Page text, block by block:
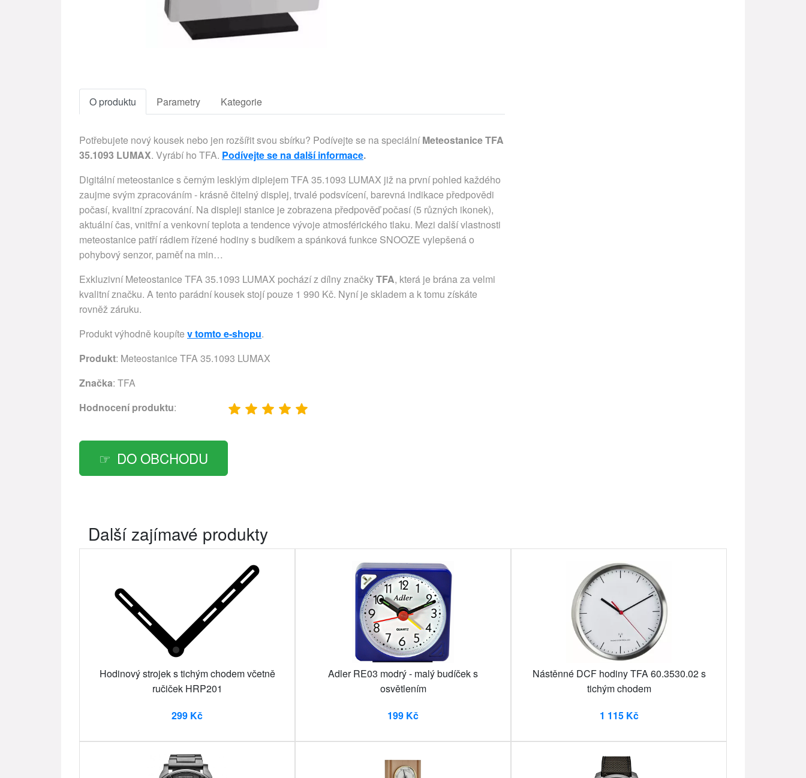
O produktu Parametry Kategorie
Potřebujete nový kousek nebo jen rozšířit svou sbírku? Podívejte se na speciálníMeteostanice TFA
35.1093 LUMAX. Vyrábí ho TFA. Podívejte se na další informace.
Digitální meteostanice s černým lesklým diplejem TFA 35.1093 LUMAX již na první pohled každého
zaujme svým zpracováním - krásně čitelný displej, trvalé podsvícení, barevná indikace předpovědi
počasí, kvalitní zpracování. Na displeji stanice je zobrazena předpověď počasí (5 různých ikonek),
aktuální čas, vnitřní a venkovní teplota a tendence vývoje atmosférického tlaku. Mezi další vlastnosti
meteostanice patří rádiem řízené hodiny s budíkem a spánková funkce SNOOZE vylepšená o
pohybový senzor, paměť na min…
Exkluzivní Meteostanice TFA 35.1093 LUMAX pochází z dílny značkyTFA, která je brána za velmi
kvalitní značku. A tento parádní kousek stojí pouze 1 990 Kč. Nyní je skladem a k tomu získáte
rovněž záruku.
Produkt výhodně koupíte v tomto e-shopu.
Produkt: Meteostanice TFA 35.1093 LUMAX
Značka: TFA
Hodnocení produktu:
DO OBCHODU
Další zajímavé produkty
Hodinový strojek s tichým chodem včetně
ručiček HRP201
299 Kč
Adler RE03 modrý - malý budíček s
osvětlením
199 Kč
Nástěnné DCF hodiny TFA 60.3530.02 s
tichým chodem
1 115 Kč